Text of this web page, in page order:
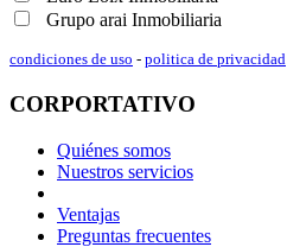
Grupo arai Inmobiliaria
condiciones de uso - politica de privacidad
CORPORTATIVO
Quiénes somos
Nuestros servicios
Ventajas
Preguntas frecuentes